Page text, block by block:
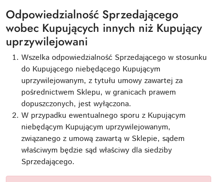
Odpowiedzialność Sprzedającego
wobec Kupujących innych niż Kupujący
uprzywilejowani
Wszelka odpowiedzialność Sprzedającego w stosunku
do Kupującego niebędącego Kupującym
uprzywilejowanym, z tytułu umowy zawartej za
pośrednictwem Sklepu, w granicach prawem
dopuszczonych, jest wyłączona.
W przypadku ewentualnego sporu z Kupującym
niebędącym Kupującym uprzywilejowanym,
związanego z umową zawartą w Sklepie, sądem
właściwym będzie sąd właściwy dla siedziby
Sprzedającego.